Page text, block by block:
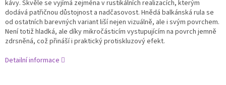
kávy. Skvěle se vyjímá zejména v rustikálních realizacích, kterým
dodává patřičnou důstojnost a nadčasovost. Hnědá balkánská rula se
od ostatních barevných variant liší nejen vizuálně, ale i svým povrchem.
Není totiž hladká, ale díky mikročásticím vystupujícím na povrch jemně
zdrsněná, což přináší i praktický protiskluzový efekt.
Detailní informace